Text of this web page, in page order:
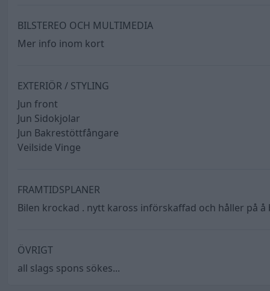
BILSTEREO OCH MULTIMEDIA
Mer info inom kort
EXTERIÖR / STYLING
Jun front
Jun Sidokjolar
Jun Bakrestöttfångare
Veilside Vinge
FRAMTIDSPLANER
Bilen krockad . nytt kaross införskaffad och håller på
ÖVRIGT
all slags spons sökes...